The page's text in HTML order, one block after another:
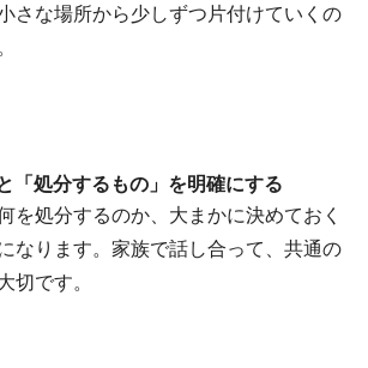
さな場所から少しずつ片付けていくの
「処分するもの」を明確にする
を処分するのか、 大まかに決めておく
なります。 家族で話し合って、共通の
切です。